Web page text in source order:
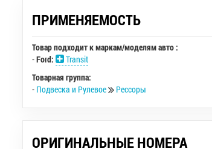
ПРИМЕНЯЕМОСТЬ
Товар подходит к маркам/моделям авто :
-Ford:
Transit
Товарная группа:
- Подвеска и Рулевое Рессоры
ОРИГИНАЛЬНЫЕ НОМЕРА